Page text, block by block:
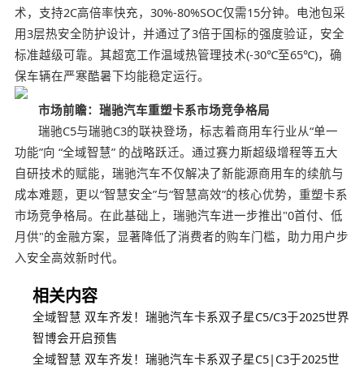
术，支持2C高倍率快充，30%-80%SOC仅需15分钟。电池包采
用3层热安全防护设计，并通过了3倍于国标的强度验证，安全
标准越级可靠。其超宽工作温域热管理技术(-30℃至65℃)，确
保车辆在严寒酷暑下均能稳定运行。
市场前瞻：瑞驰汽车重塑卡系市场竞争格局
瑞驰C5与瑞驰C3的联袂登场，标志着商用车行业从“单一
功能”向 “全域智慧” 的战略跃迁。通过赛力斯超级增程等五大
自研技术的赋能，瑞驰汽车不仅解决了新能源商用车的续航与
成本难题，更以“智慧安全”与“智慧高效”的核心优势，重塑卡系
市场竞争格局。在此基础上，瑞驰汽车进一步推出"0首付、低
月供"的金融方案，显著降低了消费者的购车门槛，助力用户步
入安全高效新时代。
相关内容
全域智慧 双车齐发！瑞驰汽车卡系双子星C5/C3于2025世界
智博会开启预售
全域智慧 双车齐发！瑞驰汽车卡系双子星C5|C3于2025世